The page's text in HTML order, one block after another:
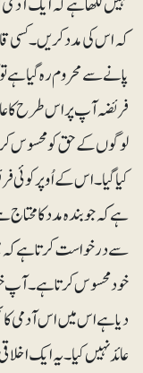
کہ اس کی مدد کریں۔کسی
پانے سے محروم رہ گیا ہے
فریضہ آپ پر اس طرح کا
لوگوں کے حق کو محسوس
کیا گیا۔ اس کے اُوپر کوئی
ہے کہ جو بندہ مدد کا
سے درخواست کرتا ہے کہ
خود محسوس کرتا ہے۔ آپ
دیا ہے اس میں اس آدمی
عائد نہیں کیا۔ یہ ایک